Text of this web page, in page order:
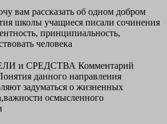
вам рассказать об одном добром
школы учащиеся писали сочинения
принципиальность,
человека
и СРЕДСТВА Комментарий
данного направления
задуматься о жизненных
осмысленного